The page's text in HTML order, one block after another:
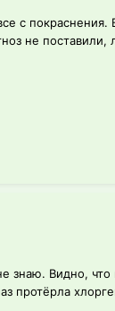
с
не
Видно,
протёрла